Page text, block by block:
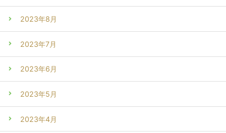
2023年8月
2023年7月
2023年6月
2023年5月
2023年4月